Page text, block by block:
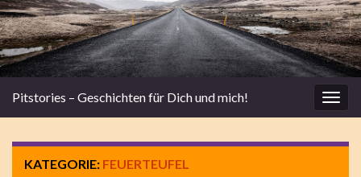
Pitstories – Geschichten für Dich und mich!
KATEGORIE: FEUERTEUFEL